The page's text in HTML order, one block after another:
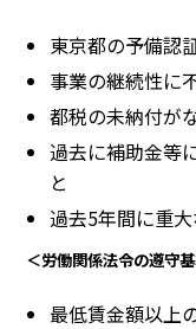
東京都の予備認
事業の継続性に
都税の未納付が
過去に補助金等
と
過去5年間に重
＜労働関係法令の遵守
最低賃金額以上